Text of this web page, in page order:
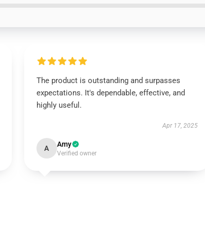
The product is outstanding and surpasses
expectations. It's dependable, effective, and
highly useful.
Apr 17, 2025
A Amy
Verified owner